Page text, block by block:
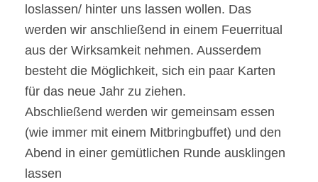
loslassen/ hinter uns lassen wollen. Das
werden wir anschließend in einem Feuerritual
aus der Wirksamkeit nehmen. Ausserdem
besteht die Möglichkeit, sich ein paar Karten
für das neue Jahr zu ziehen.
Abschließend werden wir gemeinsam essen
(wie immer mit einem Mitbringbuffet) und den
Abend in einer gemütlichen Runde ausklingen
lassen